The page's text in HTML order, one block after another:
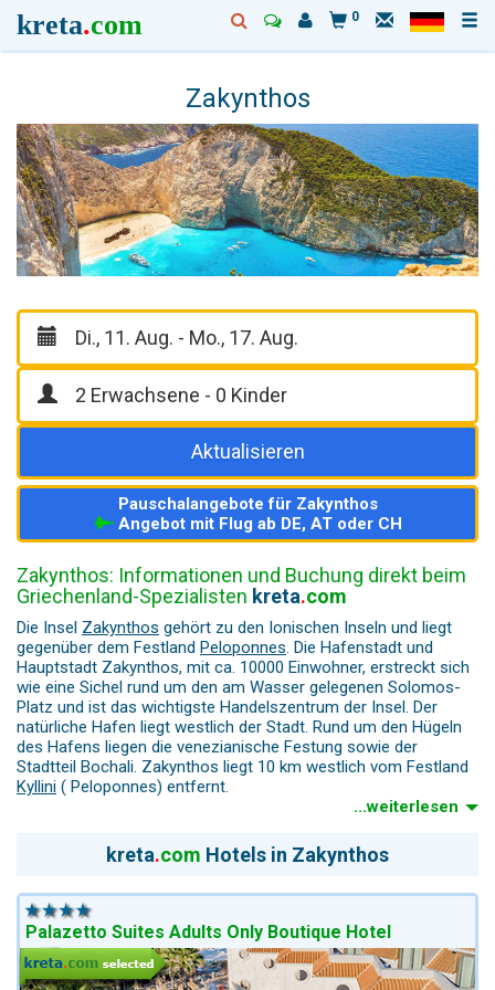
kreta.com 0
Zakynthos
Aktualisieren
Pauschalangebote für Zakynthos
Angebot mit Flug ab DE, AT oder CH
Zakynthos: Informationen und Buchung direkt beim
Griechenland-Spezialisten kreta.com
Die Insel Zakynthos gehört zu den Ionischen Inseln und liegt
gegenüber dem Festland Peloponnes. Die Hafenstadt und
Hauptstadt Zakynthos, mit ca. 10000 Einwohner, erstreckt sich
wie eine Sichel rund um den am Wasser gelegenen Solomos-
Platz und ist das wichtigste Handelszentrum der Insel. Der
natürliche Hafen liegt westlich der Stadt. Rund um den Hügeln
des Hafens liegen die venezianische Festung sowie der
Stadtteil Bochali. Zakynthos liegt 10 km westlich vom Festland
Kyllini ( Peloponnes) entfernt.
und Alykanas und bieten Bade- und Wassersportmöglichkeiten.
Der berühmte Sandstrand mit dem Schiffswrack "Navagio" ist
Auf Zakynthos findet der Besucher kilometerlange Sandstrände
und einsame kleine Badebuchten.
Zakynthos ist Hauptnistplatz der Meeresschildkröte Caretta
caretta (Unechte Karettschildkröte). Die Strände Zakynthos sind
...weiterlesen
kreta.com Hotels in Zakynthos
Palazetto Suites Adults Only Boutique Hotel